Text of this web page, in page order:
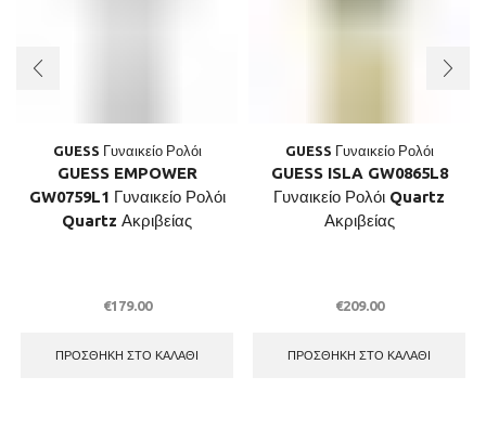
GUESS Γυναικείο Ρολόι
GUESS EMPOWER
GW0759L1 Γυναικείο Ρολόι
Quartz Ακριβείας
€179.00
ΠΡΟΣΘΉΚΗ ΣΤΟ ΚΑΛΆΘΙ
GUESS Γυναικείο Ρολόι
GUESS ISLA GW0865L8
Γυναικείο Ρολόι Quartz
Ακριβείας
€209.00
ΠΡΟΣΘΉΚΗ ΣΤΟ ΚΑΛΆΘΙ